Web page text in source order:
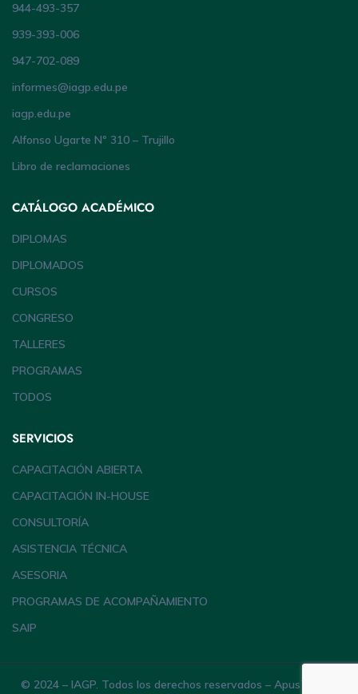
944-493-357
939-393-006
947-702-089
informes@iagp.edu.pe
iagp.edu.pe
Alfonso Ugarte Nº 310 – Trujillo
Libro de reclamaciones
CATÁLOGO ACADÉMICO
DIPLOMAS
DIPLOMADOS
CURSOS
CONGRESO
TALLERES
PROGRAMAS
TODOS
SERVICIOS
CAPACITACIÓN ABIERTA
CAPACITACIÓN IN-HOUSE
CONSULTORÍA
ASISTENCIA TÉCNICA
ASESORIA
PROGRAMAS DE ACOMPAÑAMIENTO
SAIP
© 2024 – IAGP. Todos los derechos reservados – ApusTheme